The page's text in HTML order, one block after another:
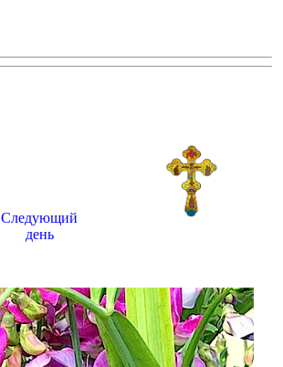
Следующий
день